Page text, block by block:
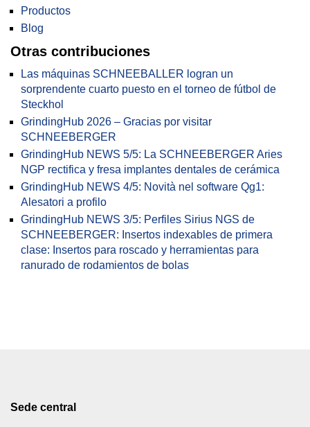
Productos
Blog
Otras contribuciones
Las máquinas SCHNEEBALLER logran un
sorprendente cuarto puesto en el torneo de fútbol de
Steckhol
GrindingHub 2026 – Gracias por visitar
SCHNEEBERGER
GrindingHub NEWS 5/5: La SCHNEEBERGER Aries
NGP rectifica y fresa implantes dentales de cerámica
GrindingHub NEWS 4/5: Novità nel software Qg1:
Alesatori a profilo
GrindingHub NEWS 3/5: Perfiles Sirius NGS de
SCHNEEBERGER: Insertos indexables de primera
clase: Insertos para roscado y herramientas para
ranurado de rodamientos de bolas
Sede central